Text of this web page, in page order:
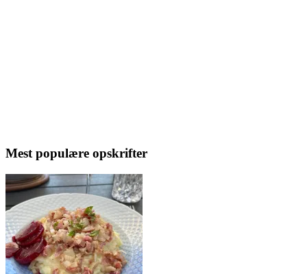
Mest populære opskrifter